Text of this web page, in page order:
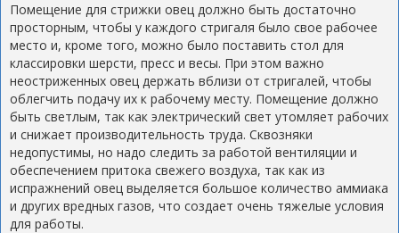
Помещение для стрижки овец должно быть достаточно
просторным, чтобы у каждого стригаля было свое рабочее
место и, кроме того, можно было поставить стол для
классировки шерсти, пресс и весы. При этом важно
неостриженных овец держать вблизи от стригалей, чтобы
облегчить подачу их к рабочему месту. Помещение должно
быть светлым, так как электрический свет утомляет рабочих
и снижает производительность труда. Сквозняки
недопустимы, но надо следить за работой вентиляции и
обеспечением притока свежего воздуха, так как из
испражнений овец выделяется большое количество аммиака
и других вредных газов, что создает очень тяжелые условия
для работы.